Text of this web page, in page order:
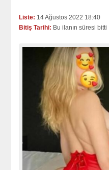
Liste: 14 Ağustos 2022 18:40
Bitiş Tarihi: Bu ilanın süresi bitti